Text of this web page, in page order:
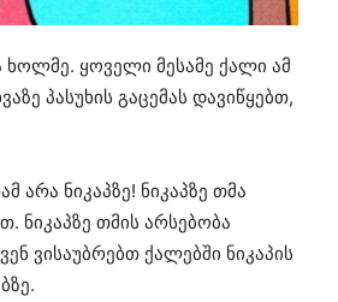
ყოველი მესამე ქალი ამ
პასუხის გაცემას დავიწყებთ,
არა ნიკაპზე! ნიკაპზე თმა
ნიკაპზე თმის არსებობა
ვისაუბრებთ ქალებში ნიკაპის